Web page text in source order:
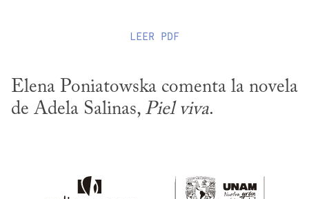
LEER PDF
Elena Poniatowska comenta la novela
de Adela Salinas, Piel viva.